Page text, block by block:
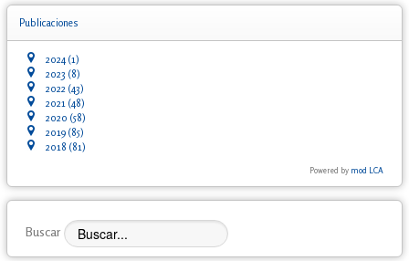
Publicaciones
2024 (1)
2023 (8)
2022 (43)
2021 (48)
2020 (58)
2019 (85)
2018 (81)
Powered by mod LCA
Buscar